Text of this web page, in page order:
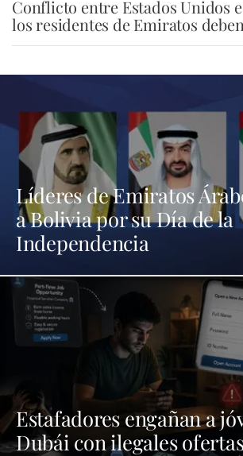
Conflicto entre Estados Unidos
los residentes de Emiratos
Líderes de Emiratos
a Bolivia por su Día de la
Independencia
Estafadores engañan a
Dubái con ilegales